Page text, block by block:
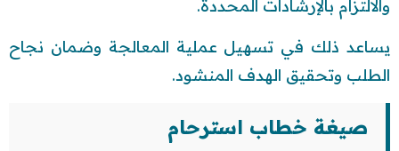
والالتزام بالإرشادات المحددة.
يساعد ذلك في تسهيل عملية المعالجة وضمان نجاح
الطلب وتحقيق الهدف المنشود.
صيغة خطاب استرحام